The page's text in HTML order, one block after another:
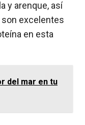
y arenque, así
son excelentes
en esta
del mar en tu